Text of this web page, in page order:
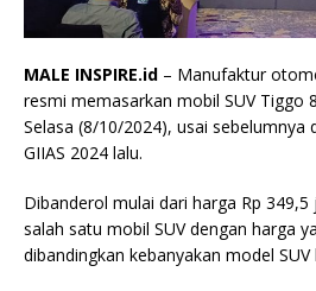
MALE INSPIRE.id – Manufaktur
resmi memasarkan mobil SUV Tiggo
Selasa (8/10/2024), usai sebelumnya
GIIAS 2024 lalu.
Dibanderol mulai dari harga Rp
salah satu mobil SUV dengan harga
dibandingkan kebanyakan model